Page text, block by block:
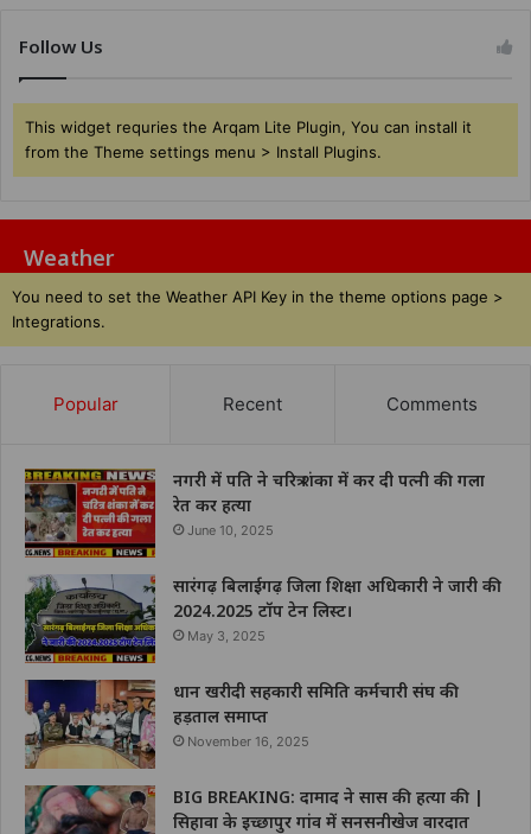
Follow Us
This widget requries the Arqam Lite Plugin, You can install it
from the Theme settings menu > Install Plugins.
Weather
You need to set the Weather API Key in the theme options page >
Integrations.
Popular Recent Comments
नगरी में पति ने चरित्र शंका में कर दी पत्नी की गला
रेत कर हत्या
June 10, 2025
सारंगढ़ बिलाईगढ़ जिला शिक्षा अधिकारी ने जारी की
2024.2025 टॉप टेन लिस्ट।
May 3, 2025
धान खरीदी सहकारी समिति कर्मचारी संघ की
हड़ताल समाप्त
November 16, 2025
BIG BREAKING: दामाद ने सास की हत्या की |
सिहावा के इच्छापुर गांव में सनसनीखेज वारदात